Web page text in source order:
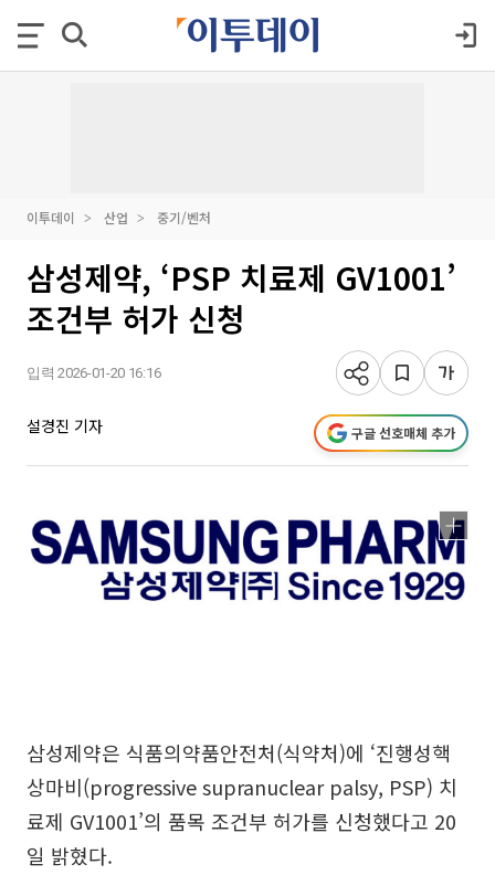
이투데이 산업 중기/벤처
삼성제약, ‘PSP 치료제 GV1001’
조건부 허가 신청
입력 2026-01-20 16:16
설경진 기자 구글 선호매체 추가
삼성제약은 식품의약품안전처(식약처)에 ‘진행성핵
상마비(progressive supranuclear palsy, PSP) 치
료제 GV1001’의 품목 조건부 허가를 신청했다고 20
일 밝혔다.